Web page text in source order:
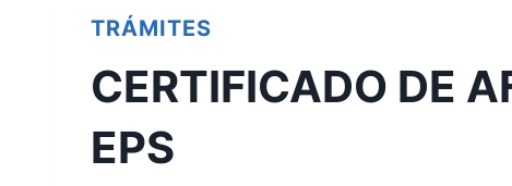
TRÁMITES
CERTIFICADO DE
EPS